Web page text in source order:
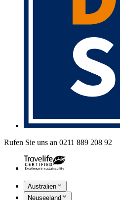
Rufen Sie uns an 0211 889 208 92
Australien
Neuseeland